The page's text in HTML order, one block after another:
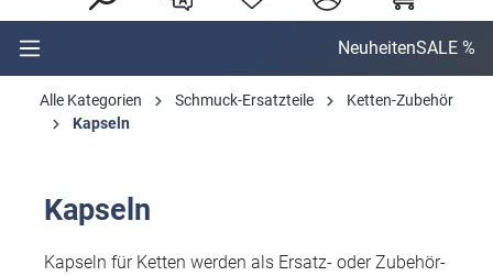
NeuheitenSALE %
Alle Kategorien Schmuck-Ersatzteile
Ketten-Zubehör
Kapseln
Kapseln
Kapseln für Ketten werden als Ersatz- oder Zubehör-